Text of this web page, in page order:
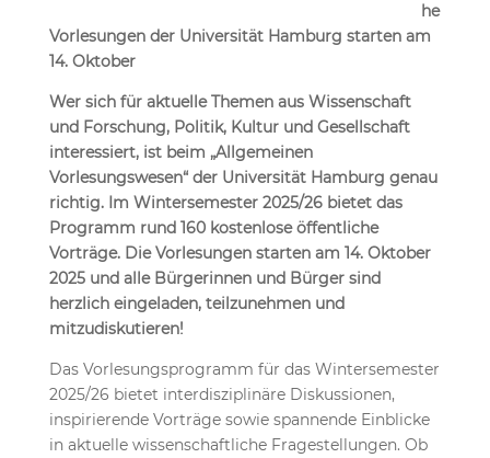
he
Vorlesungen der Universität Hamburg starten am
14. Oktober
Wer sich für aktuelle Themen aus Wissenschaft
und Forschung, Politik, Kultur und Gesellschaft
interessiert, ist beim „Allgemeinen
Vorlesungswesen“ der Universität Hamburg genau
richtig. Im Wintersemester 2025/26 bietet das
Programm rund 160 kostenlose öffentliche
Vorträge. Die Vorlesungen starten am 14. Oktober
2025 und alle Bürgerinnen und Bürger sind
herzlich eingeladen, teilzunehmen und
mitzudiskutieren!
Das Vorlesungsprogramm für das Wintersemester
2025/26 bietet interdisziplinäre Diskussionen,
inspirierende Vorträge sowie spannende Einblicke
in aktuelle wissenschaftliche Fragestellungen. Ob